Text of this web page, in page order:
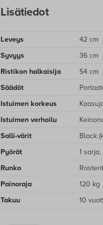
Tuotteidemme
Tilattavien
Toimituksissa
Toimitusvaihtoehdot ovat:
Matkahuoltoon 10
Lähellä-paketti
kioskeissa ja
Lue tarkemmat tilaus- ja
Lisätiedot
Leveys
42 cm
Syvyys
36 cm
Ristikon halkaisija
54 cm
Säädöt
Istuimen korkeus
Istuimen verhoilu
Salli-värit
Black
Pyörät
1
Runko
Painoraja
120 kg
Takuu
10